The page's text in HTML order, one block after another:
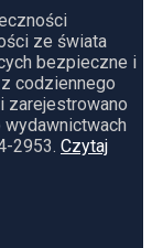
ze świata
bezpieczne i
codziennego
zarejestrowano
2953. Czytaj